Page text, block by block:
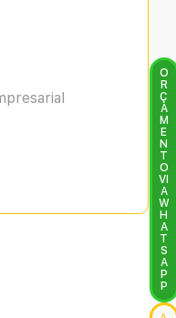
O
R
Ç
A
M
E
N
T
O
VI
A
W
H
A
T
S
A
P
P